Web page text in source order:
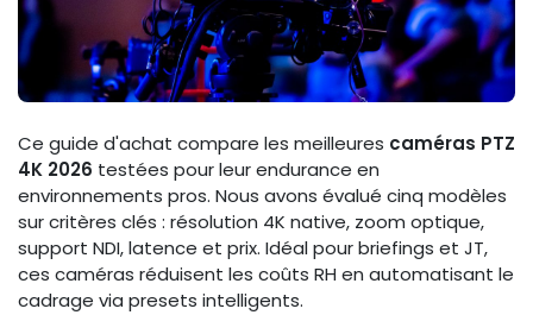
Ce guide d'achat compare les meilleures caméras PTZ
4K 2026 testées pour leur endurance en
environnements pros. Nous avons évalué cinq modèles
sur critères clés : résolution 4K native, zoom optique,
support NDI, latence et prix. Idéal pour briefings et JT,
ces caméras réduisent les coûts RH en automatisant le
cadrage via presets intelligents.